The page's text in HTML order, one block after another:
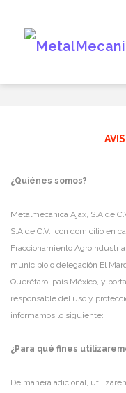
content
¿Quiénes somos?
Metalmecánica Ajax, S.A de
S.A de C.V., con domicilio en
Fraccionamiento
municipio o delegación El
Querétaro, país México, y
responsable del uso y
informamos lo siguiente:
¿Para qué fines
De manera adicional,